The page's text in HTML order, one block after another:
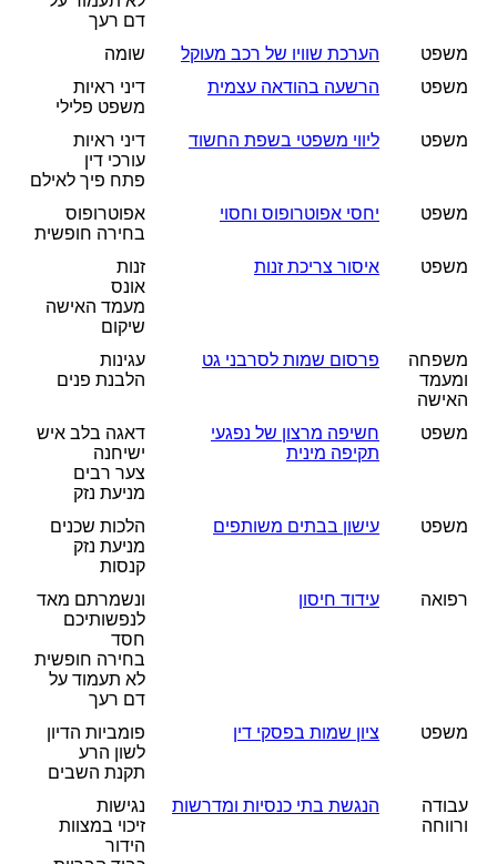
דם רעך
משפט
הערכת שוויו של רכב מעוקל
שומה
משפט
הרשעה בהודאה עצמית
דיני ראיות
משפט פלילי
משפט
ליווי משפטי בשפת החשוד
דיני ראיות
עורכי דין
פתח פיך לאילם
משפט
יחסי אפוטרופוס וחסוי
אפוטרופוס
בחירה חופשית
משפט
איסור צריכת זנות
זנות
אונס
מעמד האישה
שיקום
משפחה
ומעמד
האישה
פרסום שמות לסרבני גט
עגינות
הלבנת פנים
משפט
חשיפה מרצון של נפגעי
תקיפה מינית
דאגה בלב איש
ישיחנה
צער רבים
מניעת נזק
משפט
עישון בבתים משותפים
הלכות שכנים
מניעת נזק
קנסות
רפואה
עידוד חיסון
ונשמרתם מאד
לנפשותיכם
חסד
בחירה חופשית
לא תעמוד על
דם רעך
משפט
ציון שמות בפסקי דין
פומביות הדיון
לשון הרע
תקנת השבים
עבודה
ורווחה
הנגשת בתי כנסיות ומדרשות
נגישות
זיכוי במצוות
הידור